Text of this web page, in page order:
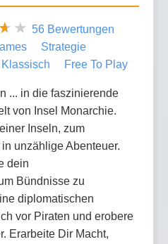
56 Bewertungen
Strategie
Klassisch Free To Play
... in die faszinierende
von Insel Monarchie.
Inseln, zum
unzählige Abenteuer.
dein
Bündnisse zu
diplomatischen
vor Piraten und erobere
Erarbeite Dir Macht,